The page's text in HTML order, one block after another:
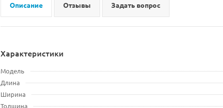
Описание Отзывы Задать вопрос
Характеристики
Модель
Длина
Ширина
Толщина